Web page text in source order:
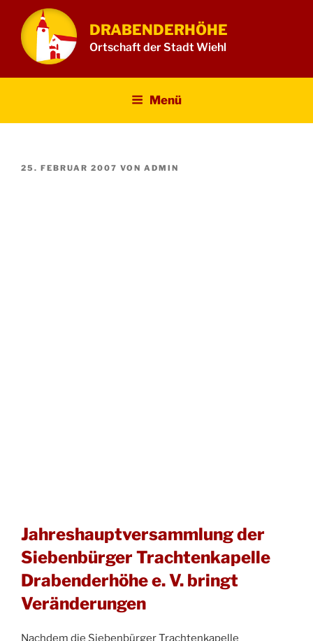
Inhalt
springen
DRABENDERHÖHE
Ortschaft der Stadt Wiehl
Menü
VERÖFFENTLICHT
25. FEBRUAR 2007 VON ADMIN
Jahreshauptversammlung der
Siebenbürger Trachtenkapelle
Drabenderhöhe e. V. bringt
Veränderungen
Nachdem die Siebenbürger Trachtenkapelle